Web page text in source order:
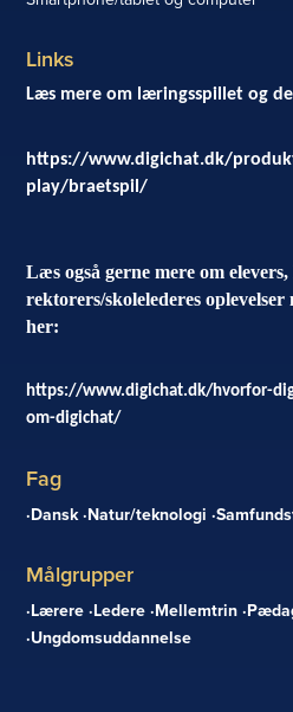
Links
Læs mere om læringsspillet og
https://www.digichat.dk/
play/braetspil/
Læs også gerne mere om
rektorers/skolelederes
her:
https://www.digichat.dk/hvorfor-
om-digichat/
Fag
Dansk Natur/teknologi
Målgrupper
Lærere Ledere Mellemtrin
Ungdomsuddannelse